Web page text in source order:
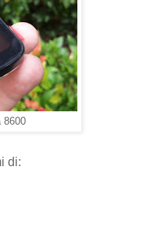
8600
di: